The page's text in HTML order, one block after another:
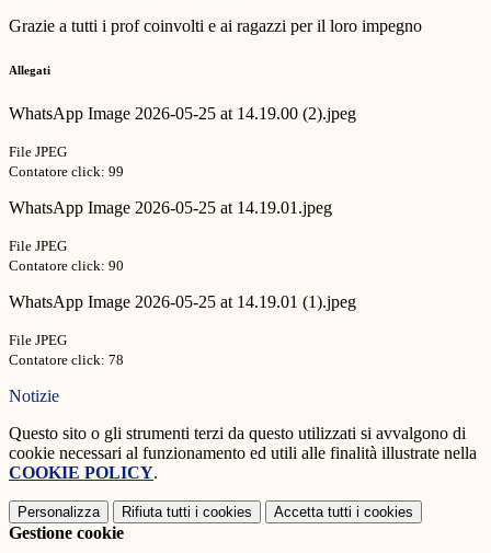
Grazie a tutti i prof coinvolti e ai ragazzi per il loro impegno
Allegati
WhatsApp Image 2026-05-25 at 14.19.00 (2).jpeg
File JPEG
Contatore click: 99
WhatsApp Image 2026-05-25 at 14.19.01.jpeg
File JPEG
Contatore click: 90
WhatsApp Image 2026-05-25 at 14.19.01 (1).jpeg
File JPEG
Contatore click: 78
Notizie
Questo sito o gli strumenti terzi da questo utilizzati si avvalgono di
cookie necessari al funzionamento ed utili alle finalità illustrate nella
COOKIE POLICY.
Personalizza Rifiuta tutti i cookies Accetta tutti i cookies
Gestione cookie